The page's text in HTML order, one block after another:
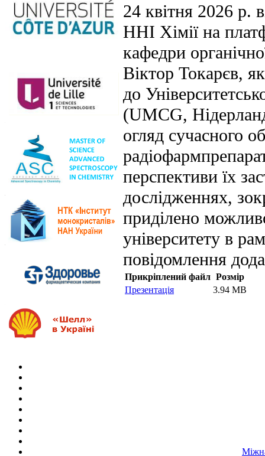
24 квітня 2026 р.
ННІ Хімії на
кафедри
Віктор Токарєв,
до
(UMCG,
огляд сучасного
перспективи їх
дослідженнях,
приділено
університету в
повідомлення
Прикріплений файл Розмір
Презентація
3.94 MB